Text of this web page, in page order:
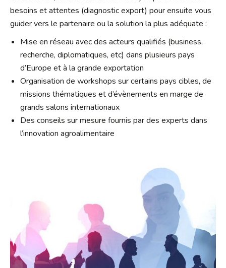
besoins et attentes (diagnostic export) pour ensuite vous
guider vers le partenaire ou la solution la plus adéquate :
Mise en réseau avec des acteurs qualifiés (business,
recherche, diplomatiques, etc) dans plusieurs pays
d’Europe et à la grande exportation
Organisation de workshops sur certains pays cibles, de
missions thématiques et d’évènements en marge de
grands salons internationaux
Des conseils sur mesure fournis par des experts dans
l’innovation agroalimentaire